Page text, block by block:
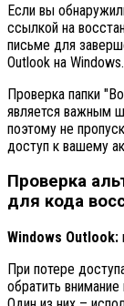
Если вы
ссылкой на
письме для
Outlook на Windows.
Проверка папки
является важным
поэтому не
доступ к вашему
Проверка
для кода
Windows Outlook:
При потере
обратить